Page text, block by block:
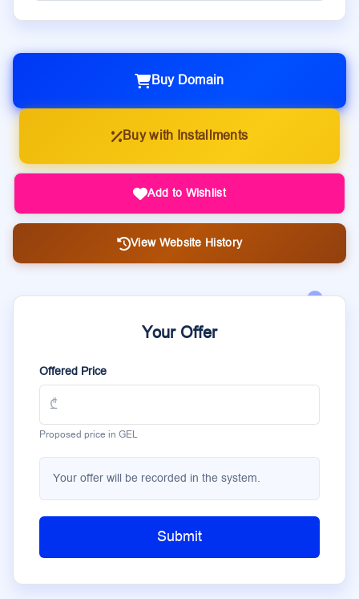
Buy Domain
Buy with Installments
Add to Wishlist
View Website History
Your Offer
Offered Price
Proposed price in GEL
Your offer will be recorded in the system.
Submit